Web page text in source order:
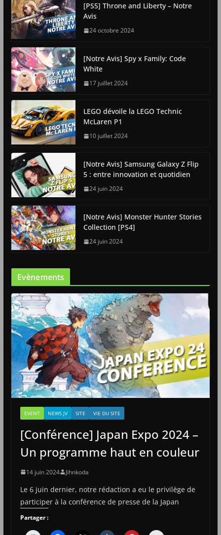
[PS5] Throne and Liberty – Notre
Avis
24 octobre 2024
[Notre Avis] Spy x Family: Code
White
17 juillet 2024
LEGO dévoile la LEGO Technic
McLaren P1
10 juillet 2024
[Notre Avis] Samsung Galaxy Z Flip
5 : entre innovation et quotidien
24 juin 2024
[Notre Avis] Monster Hunter Stories
Collection [PS4]
24 juin 2024
Evènements
EVENT NEWS JV SITE VIE DU SITE
[Conférence] Japan Expo 2024 –
Un programme haut en couleur
14 juin 2024 Jihnkoda
Le 6 juin dernier, notre rédaction a eu le privilège de
participer à la conférence de presse de la Japan
Partager :